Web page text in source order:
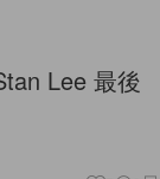
Lee 最後